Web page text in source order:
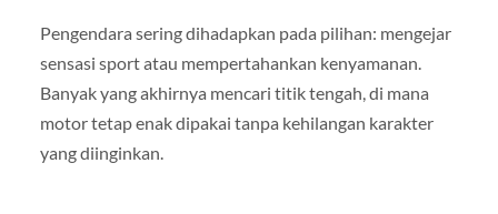
Pengendara sering dihadapkan pada pilihan: mengejar
sensasi sport atau mempertahankan kenyamanan.
Banyak yang akhirnya mencari titik tengah, di mana
motor tetap enak dipakai tanpa kehilangan karakter
yang diinginkan.